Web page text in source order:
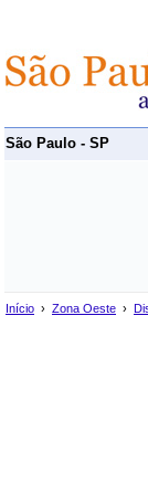
São Paulo - SP
Início › Zona Oeste ›